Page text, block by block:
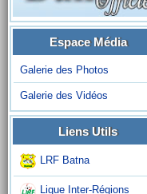
Espace Média
Galerie des Photos
Galerie des Vidéos
Liens Utils
LRF Batna
Ligue Inter-Régions